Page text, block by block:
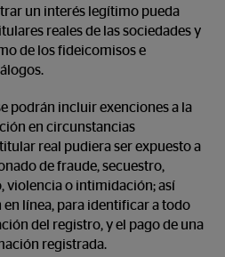
un interés legítimo pueda
reales de las sociedades y
de los fideicomisos e
podrán incluir exenciones a la
en circunstancias
real pudiera ser expuesto a
de fraude, secuestro,
violencia o intimidación; así
línea, para identificar a todo
del registro, y el pago de una
registrada.